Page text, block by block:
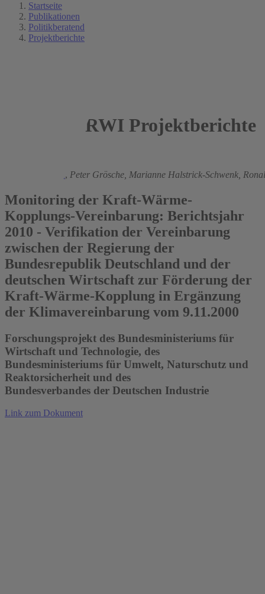
Startseite
Publikationen
Politikberatend
Projektberichte
RWI Projektberichte
, Peter Grösche, Marianne Halstrick-Schwenk,
Monitoring der Kraft-Wärme-
Kopplungs-Vereinbarung: Berichtsjahr
2010 - Verifikation der Vereinbarung
zwischen der Regierung der
Bundesrepublik Deutschland und der
deutschen Wirtschaft zur Förderung der
Kraft-Wärme-Kopplung in Ergänzung
der Klimavereinbarung vom 9.11.2000
Forschungsprojekt des Bundesministeriums für
Wirtschaft und Technologie, des
Bundesministeriums für Umwelt, Naturschutz und
Reaktorsicherheit und des
Bundesverbandes der Deutschen Industrie
Link zum Dokument